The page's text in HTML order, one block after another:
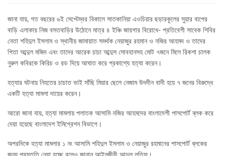
জানা যায়, গত বছরের ৬ই সেপ্টেম্বর বিকালে সাতকানিয়া এওচিয়ার ছড়ারকুলের সুয়ার বাপের
বাড়ি এলাকায় নিজ বসতবাড়ির উঠোনে মাত্র ৪ ইঞ্চি জায়গার বিরোধে- প্রতিবেশী সাবেক শিবির
নেতা শহিদুল ইসলাম ও স্থানীয় জামায়াত সমর্থক নেয়াজুর রহমান ও নজির আহমদ ও তাদের
পিতা আব্দুল মজিদ এবং তাদের আরেক চাচা আব্দুস সোবহানসহ মোট ৭জনে মিলে রিকশা চালক
নুরুল কবিরকে কিরিচ ও রড দিয়ে আঘাত করে প্রকাশ্যে হত্যা করেন।
হত্যার ঘটনায় নিহতের চাচাত ভাই সাঁছি মিয়ার ছেলে নেজাম উদদীন বাদী হয়ে ৭ জনের বিরুদ্ধে
একটি হত্যা মামলা দায়ের করেন।
আরো জানা যায়, হত্যা মামলায় পলাতক আসামি নজির আহমদের বাংলাদেশী পাসপোর্ট ব্লক করে
দেয়া হয়েছে বাংলাদেশ ইমিগ্রেশন বিভাগে।
অপরদিকে হত্যা মামলার ১ নং আসামি শহিদুল ইসলাম ও নেয়াজুর রহমানের পাসপোর্ট ব্লকের